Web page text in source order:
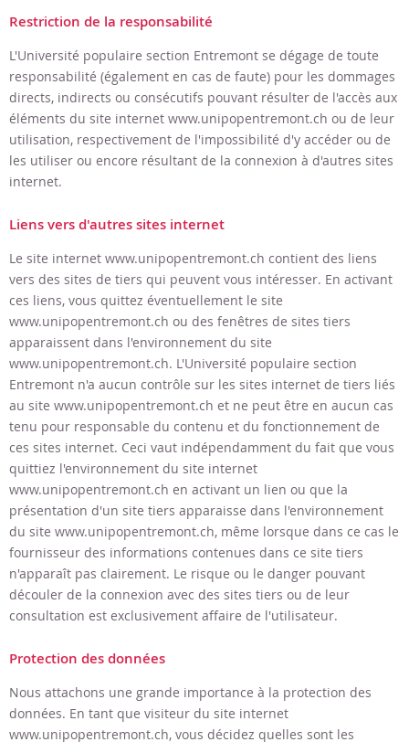
Restriction de la responsabilité
L'Université populaire section Entremont se dégage de toute
responsabilité (également en cas de faute) pour les dommages
directs, indirects ou consécutifs pouvant résulter de l'accès aux
éléments du site internet www.unipopentremont.ch ou de leur
utilisation, respectivement de l'impossibilité d'y accéder ou de
les utiliser ou encore résultant de la connexion à d'autres sites
internet.
Liens vers d'autres sites internet
Le site internet www.unipopentremont.ch contient des liens
vers des sites de tiers qui peuvent vous intéresser. En activant
ces liens, vous quittez éventuellement le site
www.unipopentremont.ch ou des fenêtres de sites tiers
apparaissent dans l'environnement du site
www.unipopentremont.ch. L'Université populaire section
Entremont n'a aucun contrôle sur les sites internet de tiers liés
au site www.unipopentremont.ch et ne peut être en aucun cas
tenu pour responsable du contenu et du fonctionnement de
ces sites internet. Ceci vaut indépendamment du fait que vous
quittiez l'environnement du site internet
www.unipopentremont.ch en activant un lien ou que la
présentation d'un site tiers apparaisse dans l'environnement
du site www.unipopentremont.ch, même lorsque dans ce cas le
fournisseur des informations contenues dans ce site tiers
n'apparaît pas clairement. Le risque ou le danger pouvant
découler de la connexion avec des sites tiers ou de leur
consultation est exclusivement affaire de l'utilisateur.
Protection des données
Nous attachons une grande importance à la protection des
données. En tant que visiteur du site internet
www.unipopentremont.ch, vous décidez quelles sont les